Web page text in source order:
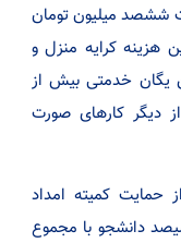
ششصد میلیون تومان
هزینه کرایه منزل و
یگان خدمتی بیش از
دیگر کارهای صورت
کمیته امداد
دانشجو با مجموع